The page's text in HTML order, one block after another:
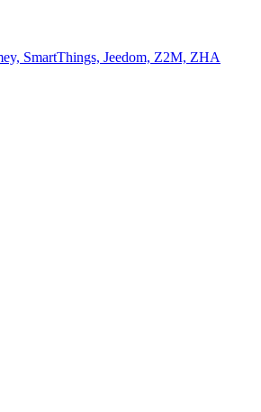
SmartThings, Jeedom, Z2M, ZHA